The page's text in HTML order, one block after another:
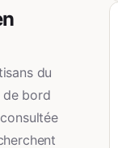
du
de bord